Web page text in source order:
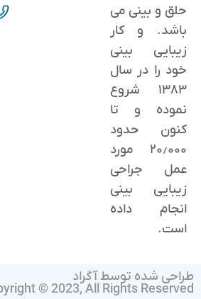
حلق و بینی می
باشد. و کار
زیبایی بینی
خود را در سال
۱۳۸۳ شروع
نموده و تا
کنون حدود
٢۰٫۰۰۰ مورد
عمل جراحی
زیبایی بینی
انجام داده
است.
طراحی شده توسط آگراد
© 2023, All Rights Reserved.